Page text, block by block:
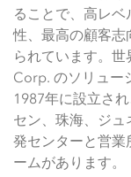
ることで、高レ
性、最高の顧客志
られています。
Corp. のソリュー
1987年に設立さ
セン、珠海、ジ
発センターと営業
ームがあります。